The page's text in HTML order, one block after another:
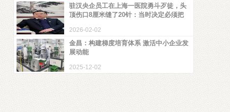
驻汉央企员工在上海一医院勇斗歹徒，头
顶伤口8厘米缝了20针：当时决定必须把
2026-02-02
金昌：构建梯度培育体系 激活中小企业发
展动能
2025-12-02